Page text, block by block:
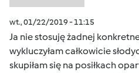
wt., 01/22/2019 - 11:15
Ja nie stosuję żadnej
wykluczyłam całkowicie
skupiłam się na posiłkach